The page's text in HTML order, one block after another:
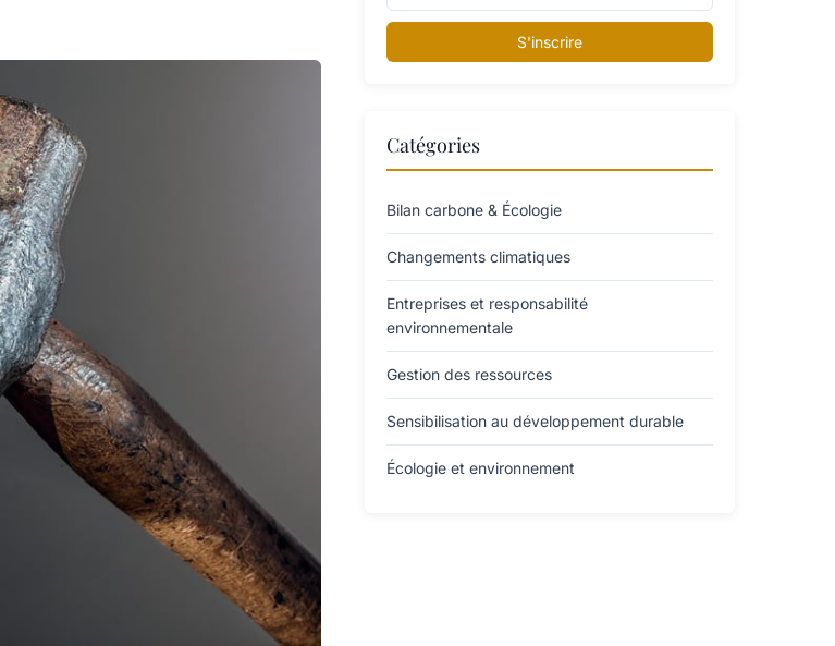
S'inscrire
Catégories
Bilan carbone & Écologie
Changements climatiques
Entreprises et responsabilité
environnementale
Gestion des ressources
Sensibilisation au développement durable
Écologie et environnement